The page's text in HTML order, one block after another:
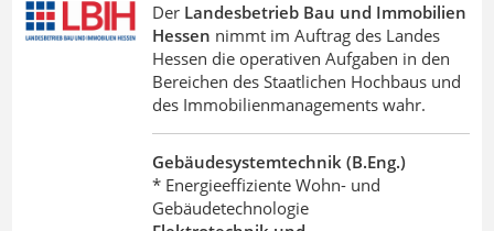
Der Landesbetrieb Bau und Immobilien
Hessen nimmt im Auftrag des Landes
Hessen die operativen Aufgaben in den
Bereichen des Staatlichen Hochbaus und
des Immobilienmanagements wahr.
Gebäudesystemtechnik (B.Eng.)
* Energieeffiziente Wohn- und
Gebäudetechnologie